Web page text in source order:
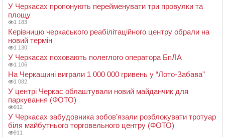
У Черкасах пропонують перейменувати три провулки та
площу
1 183
Керівницю черкаського реабілітаційного центру обрали на
новий термін
1 130
У Черкасах поховають полеглого оператора БпЛА
1 106
На Черкащині виграли 1 000 000 гривень у “Лото-Забава”
1 082
У центрі Черкас облаштували новий майданчик для
паркування (ФОТО)
912
У Черкасах забудовника зобов’язали розблокувати тротуар
біля майбутнього торговельного центру (ФОТО)
911